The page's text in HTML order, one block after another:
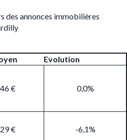
des annonces immobilières
Evolution
€ 0,0%
€ -6,1%